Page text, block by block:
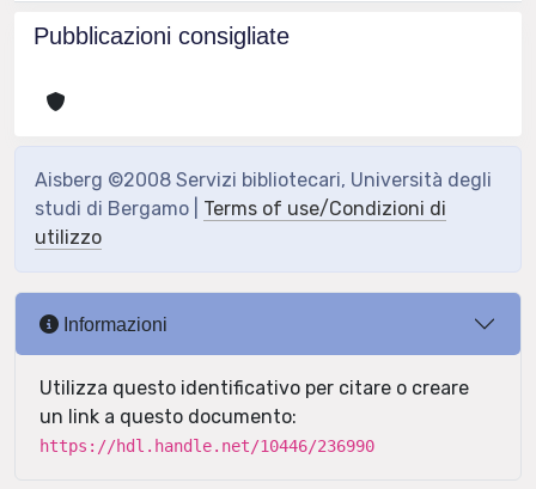
Pubblicazioni consigliate
Aisberg ©2008 Servizi bibliotecari, Università degli
studi di Bergamo | Terms of use/Condizioni di
utilizzo
Informazioni
Utilizza questo identificativo per citare o creare
un link a questo documento:
https://hdl.handle.net/10446/236990